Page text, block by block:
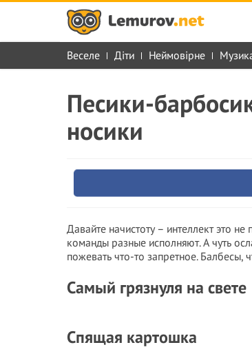
Веселе Діти Неймовірне
Песики-
носики
Давайте начистоту – интеллект это
команды разные исполняют. А чуть
пожевать что-то запретное. Балбесы,
Самый грязнуля на свете
Спящая картошка